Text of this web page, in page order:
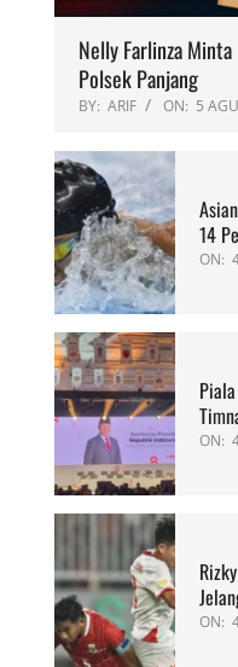
Nelly Farlinza
Polsek Panjang
BY: ARIF ON: 5
14
ON:
ON:
ON: